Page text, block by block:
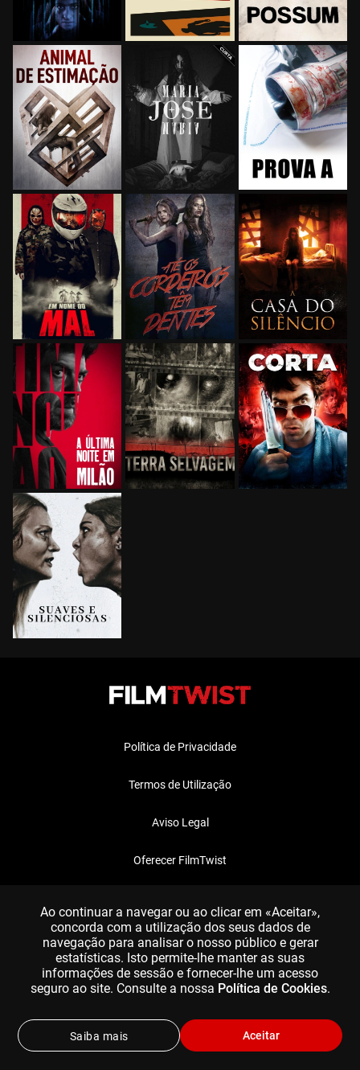
Política de Privacidade
Termos de Utilização
Aviso Legal
Oferecer FilmTwist
Ao continuar a navegar ou ao clicar em «Aceitar»,
concorda com a utilização dos seus dados de
navegação para analisar o nosso público e gerar
estatísticas. Isto permite-lhe manter as suas
informações de sessão e fornecer-lhe um acesso
seguro ao site. Consulte a nossa Política de Cookies.
Aceitar
Saiba mais